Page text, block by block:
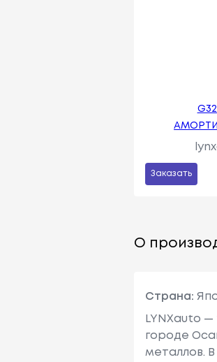
Заказать
О
Страна:
LYNXauto
городе
металлов.